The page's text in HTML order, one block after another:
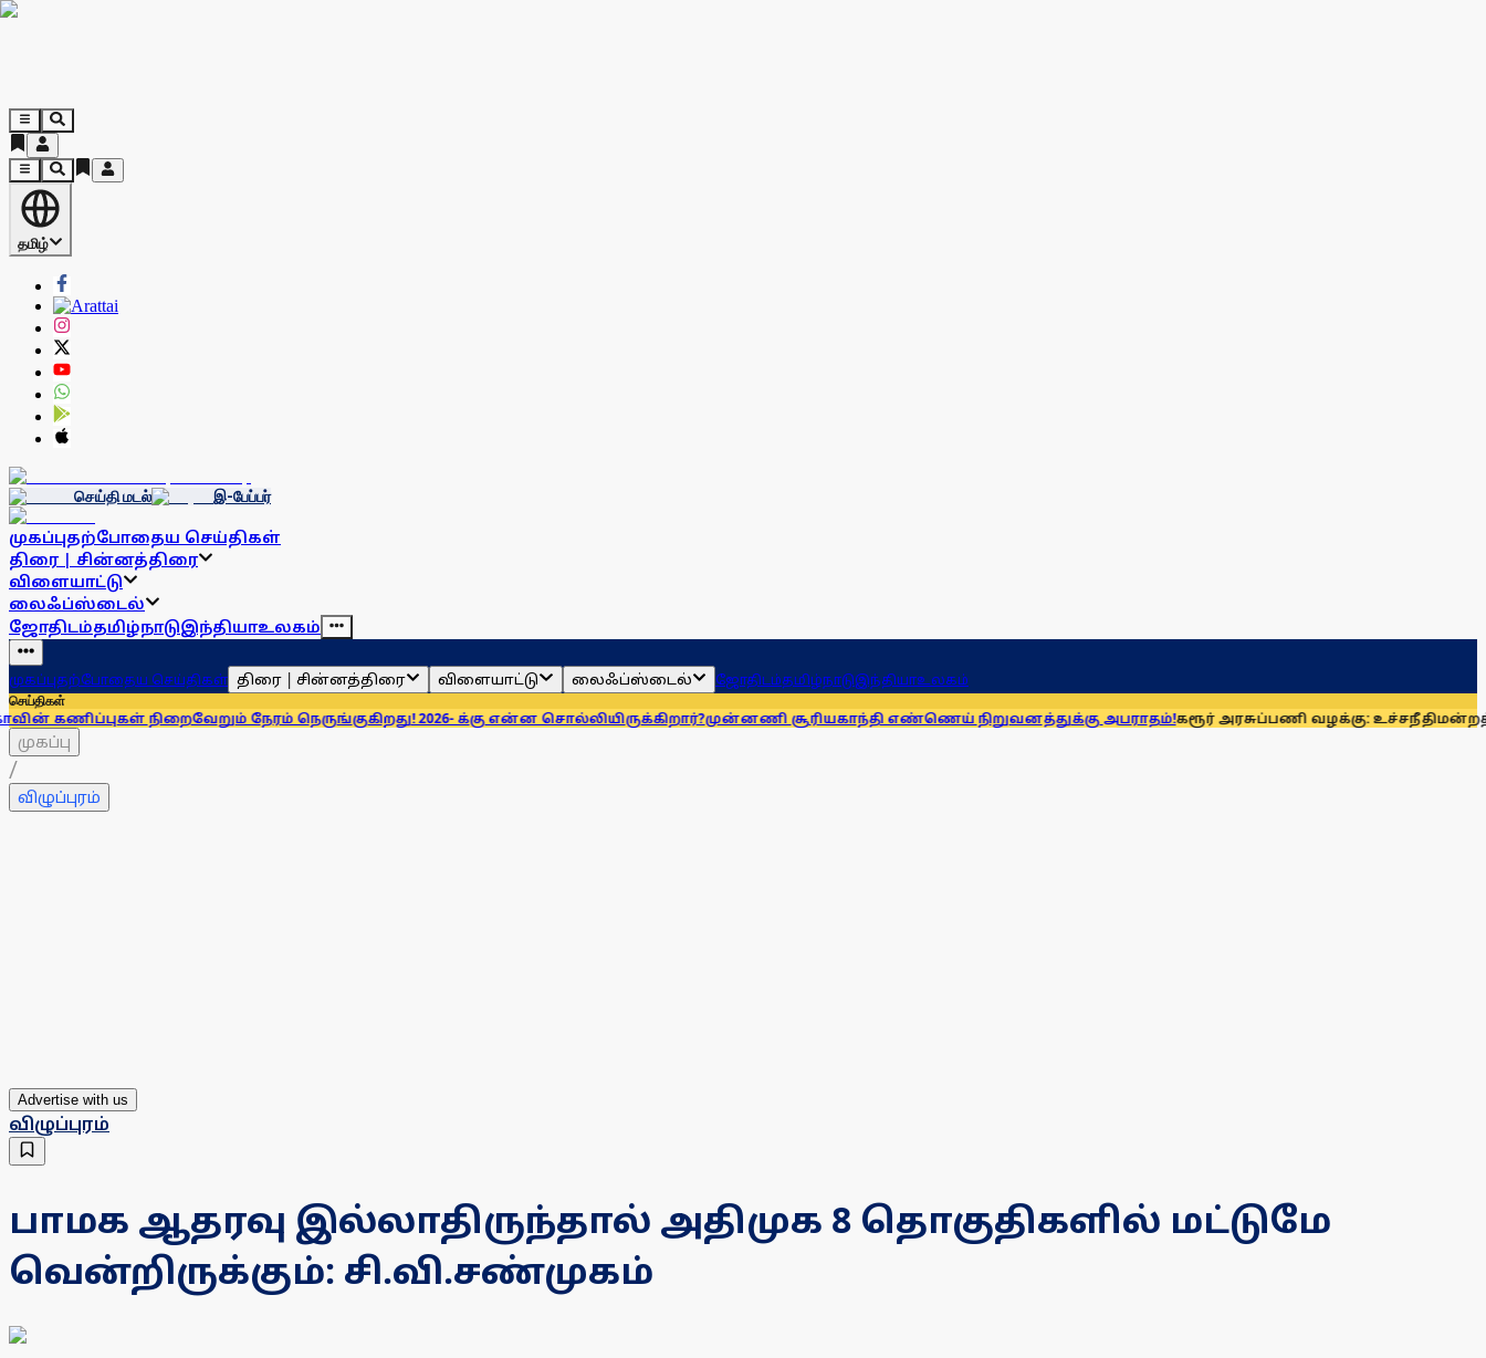
தமிழ்
செய்தி மடல் இ-பேப்பர்
முகப்புதற்போதைய செய்திகள்
திரை | சின்னத்திரை
விளையாட்டு
லைஃப்ஸ்டைல்
ஜோதிடம்தமிழ்நாடுஇந்தியாஉலகம்
முகப்புதற்போதைய செய்திகள் திரை | சின்னத்திரை விளையாட்டு லைஃப்ஸ்டைல் ஜோதிடம்தமிழ்நாடுஇந்தியாஉலகம்
செய்திகள்
நிறைவேறும் நேரம் நெருங்குகிறது! 2026- க்கு என்ன சொல்லியிருக்கிறார்?முன்னணி சூரியகாந்தி எண்ணெய் நிறுவனத்துக்கு அபராதம்!கரூர் அரசுப்பணி வழக்கு: உச்சநீதிமன்றத்தில் ஆக. 14-
முகப்பு
/
விழுப்புரம்
Advertise with us
விழுப்புரம்
பாமக ஆதரவு இல்லாதிருந்தால் அதிமுக 8 தொகுதிகளில் மட்டுமே
வென்றிருக்கும்: சி.வி.சண்முகம்